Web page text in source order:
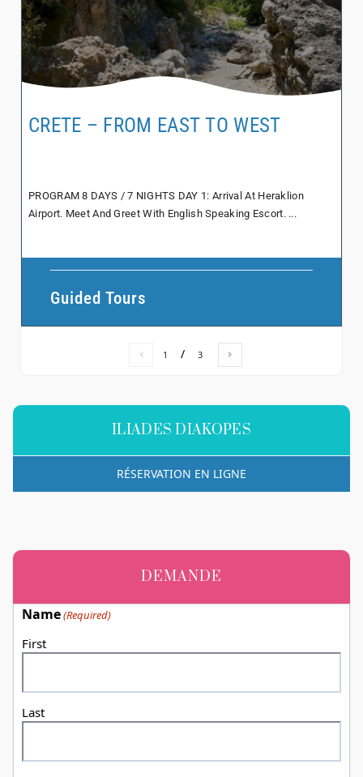
CRETE – FROM EAST TO WEST
PROGRAM 8 DAYS / 7 NIGHTS DAY 1: Arrival At Heraklion
Airport. Meet And Greet With English Speaking Escort. ...
Guided Tours
1 / 3
ILIADES DIAKOPES
RÉSERVATION EN LIGNE
DEMANDE
Name(Required)
First
Last